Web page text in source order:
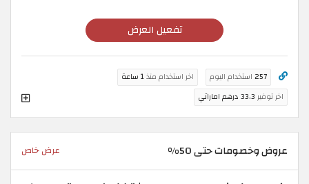
تفعيل العرض
257 استخدام اليوم اخر استخدام منذ1 ساعة
اخر توفير 33.3 درهم اماراتي
عروض وخصومات حتى 50% عرض خاص